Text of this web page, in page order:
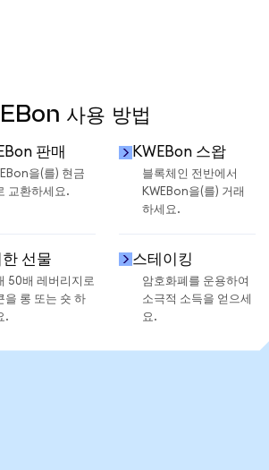
사용 방법
판매
을(를) 현금
교환하세요.
KWEBon 스왑
블록체인 전반에서
KWEBon을(를) 거래
하세요.
선물
50배 레버리지로
을 롱 또는 숏 하
.
스테이킹
암호화폐를 운용하여
소극적 소득을 얻으세
요.